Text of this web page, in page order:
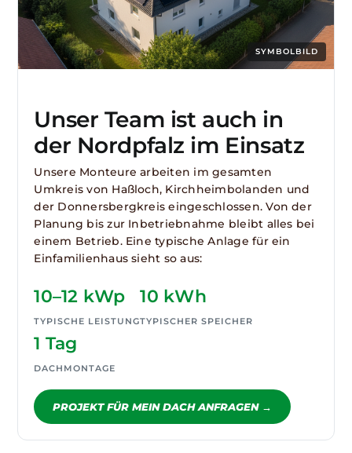
SYMBOLBILD
Unser Team ist auch in
der Nordpfalz im Einsatz
Unsere Monteure arbeiten im gesamten
Umkreis von Haßloch, Kirchheimbolanden und
der Donnersbergkreis eingeschlossen. Von der
Planung bis zur Inbetriebnahme bleibt alles bei
einem Betrieb. Eine typische Anlage für ein
Einfamilienhaus sieht so aus:
10–12 kWp
TYPISCHE LEISTUNG
10 kWh
TYPISCHER SPEICHER
1 Tag
DACHMONTAGE
PROJEKT FÜR MEIN DACH ANFRAGEN →